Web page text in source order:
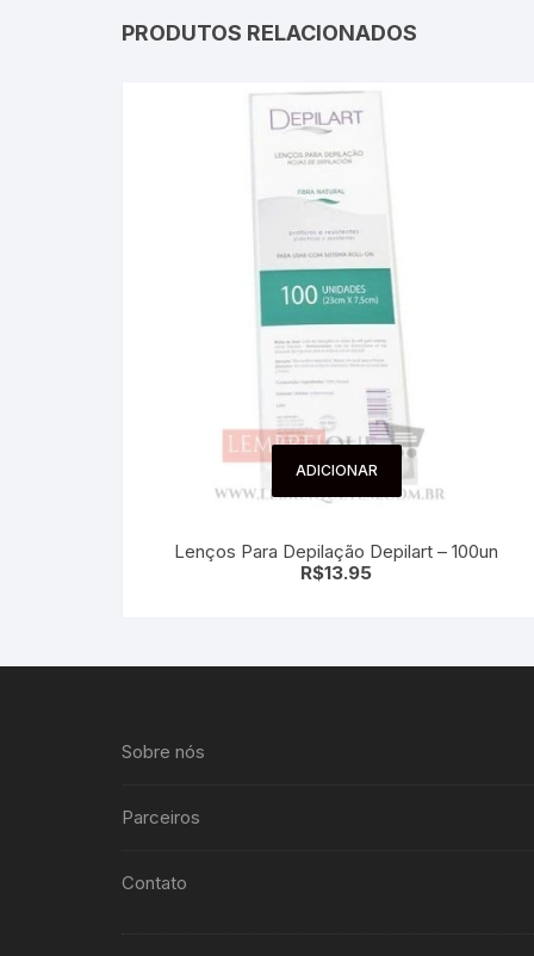
PRODUTOS RELACIONADOS
ADICIONAR
Lenços Para Depilação Depilart – 100un
R$13.95
Sobre nós
Parceiros
Contato